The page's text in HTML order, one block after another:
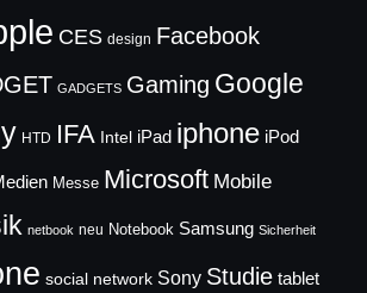
CES design Facebook
GADGETS Gaming Google
HTD IFA Intel iPad iphone iPod
Messe Microsoft Mobile
netbook neu Notebook Samsung Sicherheit
social network Sony Studie tablet